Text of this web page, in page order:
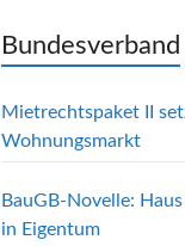
Bundesverband
Mietrechtspaket II
Wohnungsmarkt
BauGB-Novelle:
in Eigentum